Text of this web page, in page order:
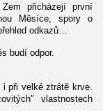
přicházejí první
Měsíce, spory o
odkazů…
budí odpor.
při velké ztrátě krve.
vlastnostech